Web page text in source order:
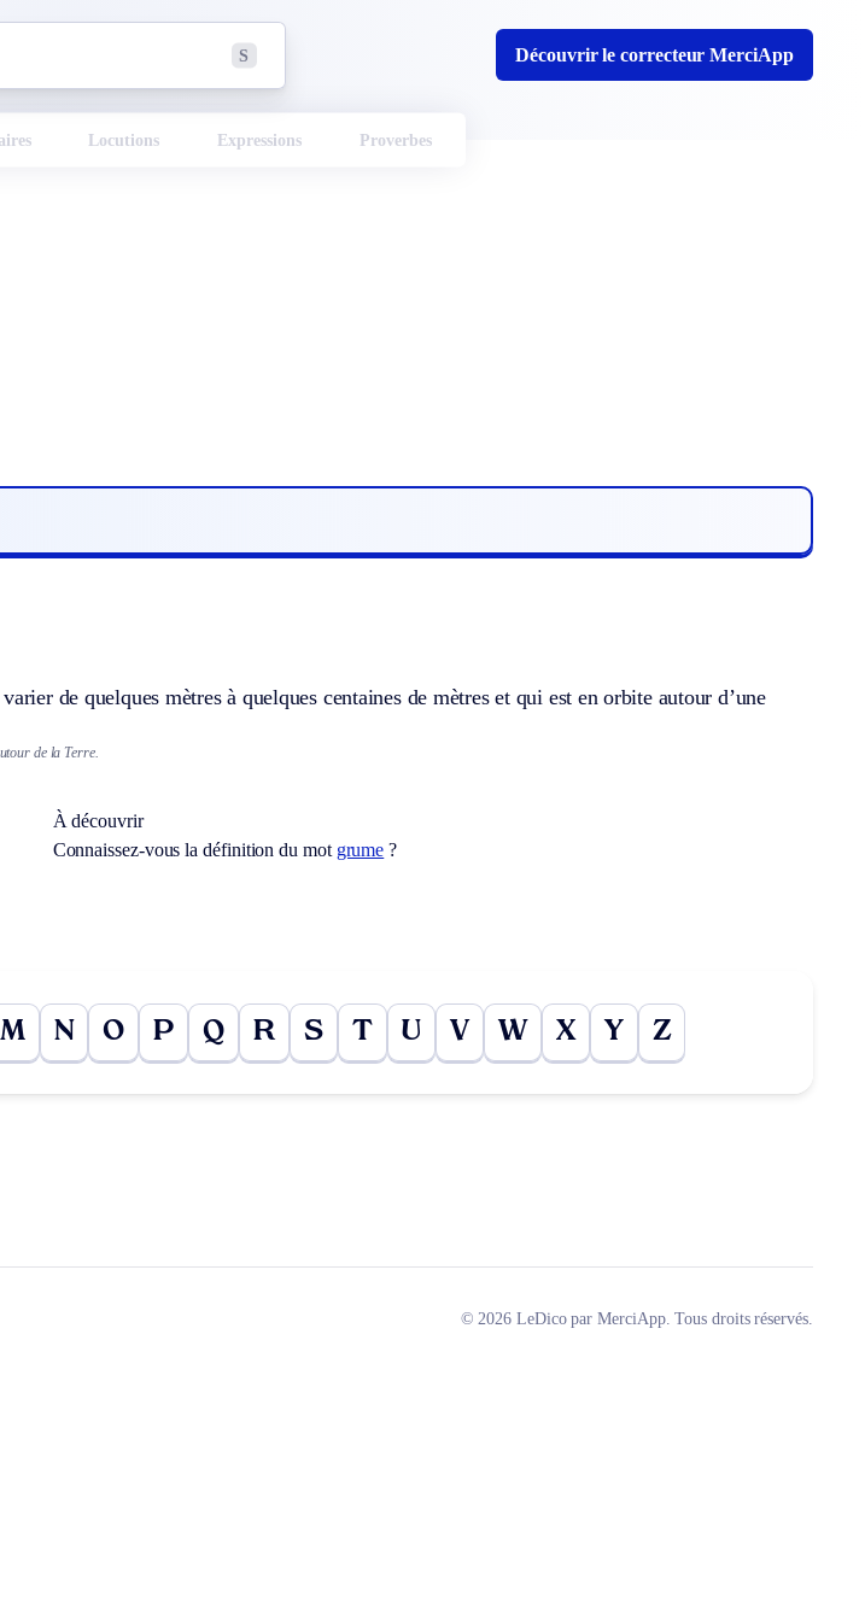
S Découvrir le correcteur MerciApp
Locutions Expressions Proverbes
de quelques mètres à quelques centaines de mètres et qui est en orbite autour d’une
de la Terre.
À découvrir
Connaissez-vous la définition du mot grume ?
M N O P Q R S T U V W X Y Z
© 2026 LeDico par MerciApp. Tous droits réservés.